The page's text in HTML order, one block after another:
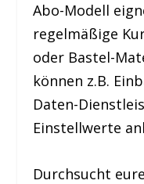
Abo-Modell
regelmäßige
oder Bastel-
können z.B.
Daten-
Einstellwerte
Durchsucht